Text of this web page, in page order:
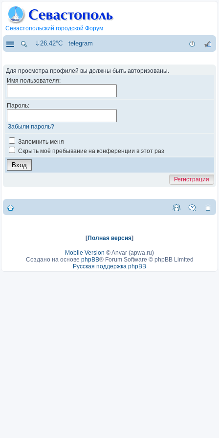
Севастопольский городской Форум
⇓26.42°C telegram
Для просмотра профилей вы должны быть авторизованы.
Имя пользователя:
Пароль:
Забыли пароль?
Запомнить меня
Скрыть моё пребывание на конференции в этот раз
Регистрация
[Полная версия]
Mobile Version ©Anvar (apwa.ru)
Создано на основе phpBB® Forum Software © phpBB Limited
Русская поддержка phpBB